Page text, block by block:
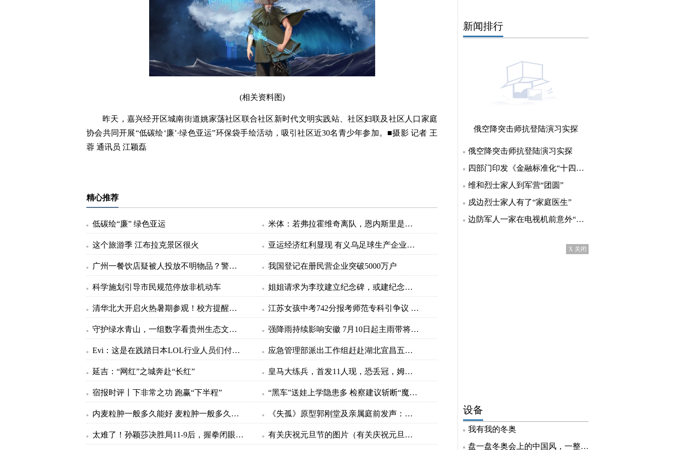
(相关资料图)
昨天，嘉兴经开区城南街道姚家荡社区联合社区新时代文明实践站、社区妇联及社区人口家庭
协会共同开展“低碳绘‘廉’·绿色亚运”环保袋手绘活动，吸引社区近30名青少年参加。■摄影 记者 王
蓉 通讯员 江颖磊
精心推荐
低碳绘“廉” 绿色亚运 米体：若弗拉霍维奇离队，恩内斯里是尤文引援的选择之一
这个旅游季 江布拉克景区很火 亚运经济红利显现 有义乌足球生产企业订单排到10月
广州一餐饮店疑被人投放不明物品？警方通报 我国登记在册民营企业突破5000万户
科学施划引导市民规范停放非机动车 姐姐请求为李玟建立纪念碑，或建纪念馆，家属会提供遗物
清华北大开启火热暑期参观！校方提醒，这些地儿谢绝参观 江苏女孩中考742分报考师范专科引争议 家长：不差钱 7年贯通培养有编制
守护绿水青山，一组数字看贵州生态文明建设成绩单 强降雨持续影响安徽 7月10日起主雨带将北抬
Evi：这是在践踏日本LOL行业人员们付上毕生努力得来的成果 应急管理部派出工作组赶赴湖北宜昌五峰县山体滑坡救援现场
延吉：“网红”之城奔赴“长红” 皇马大练兵，首发11人现，恐丢冠，姆总遭无视，留名金球奖，太强
宿报时评丨下非常之功 跑赢“下半程” “黑车”送娃上学隐患多 检察建议斩断“魔爪”
内麦粒肿一般多久能好 麦粒肿一般多久能好 《失孤》原型郭刚堂及亲属庭前发声：希望对人贩子顶格处罚
太难了！孙颖莎决胜局11-9后，握拳闭眼长吁一口气，早田越来越猛 有关庆祝元旦节的图片（有关庆祝元旦的诗句）
新闻排行
俄空降突击师抗登陆演习实探
俄空降突击师抗登陆演习实探
四部门印发《金融标准化“十四五”发展规划》 明确七方
维和烈士家人到军营“团圆”
戍边烈士家人有了“家庭医生”
边防军人一家在电视机前意外“团聚”
X 关闭
设备
我有我的冬奥
盘一盘冬奥会上的中国风，一整个自豪住了！